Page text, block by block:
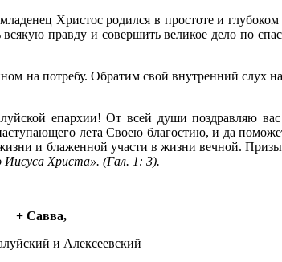
Христос родился в простоте и
правду и совершить великое дело по
на потребу. Обратим свой внутренний слух
епархии! От всей души поздравляю
лета Своею благостию, и да
и блаженной участи в жизни вечной.
Христа». (Гал. 1: 3).
+ Савва,
и Алексеевский